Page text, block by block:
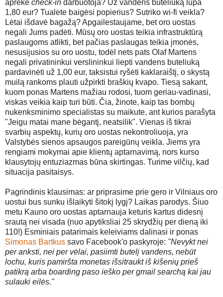
aprėkė check-in darbuotoja? Už vandens buteliuką lupa
1,80 eur? Tualete baigėsi popierius? Sutriko wi-fi veikla?
Lėtai išdavė bagažą? Apgailestaujame, bet oro uostas
negali Jums padėti. Mūsų oro uostas teikia infrastruktūrą
paslaugoms atlikti, bet pačias paslaugas teikia įmonės,
nesusijusios su oro uostu, todėl nets pats Olaf Martens
negali privatininkui verslininkui liepti vandens buteliuką
pardavinėti už 1,00 eur, taksistui ryšėti kaklaraištį, o skystą
muilą rankoms plauti užpirkti braškių kvapo. Tiesą sakant,
kuom ponas Martens mažiau rodosi, tuom geriau-vadinasi,
viskas veikia kaip turi būti. Čia, žinote, kaip tas bombų
nukenksminimo specialistas su maikute, ant kurios parašyta
"Jeigu matai mane bėgantį, neatsilik". Vienas iš tikrai
svarbių aspektų, kurių oro uostas nekontroliuoja, yra
Valstybės sienos apsaugos pareigūnų veikla. Jiems yra
rengiami mokymai apie klientų aptarnavimą, nors kurso
klausytojų entuziazmas būna skirtingas. Turime vilčių, kad
situacija pasitaisys.
Pagrindinis klausimas: ar priprasime prie gero ir Vilniaus oro
uostui bus sunku išlaikyti šitokį lygį? Laikas parodys. Šiuo
metu Kauno oro uostas aptarnauja keturis kartus didesnį
srautą nei visada (nuo apytiksliai 25 skrydžių per dieną iki
110!) Esminiais patarimais keleiviams dalinasi ir ponas
Simonas Bartkus savo Facebook'o paskyroje: "Nevykt nei
per anksti, nei per vėlai, pasiimti butelį vandens, nebūt
lochu, kuris pamiršta monetas išsitraukt iš kišenių prieš
patikrą arba boarding paso ieško per gmail searchą kai jau
sulauki eilės."